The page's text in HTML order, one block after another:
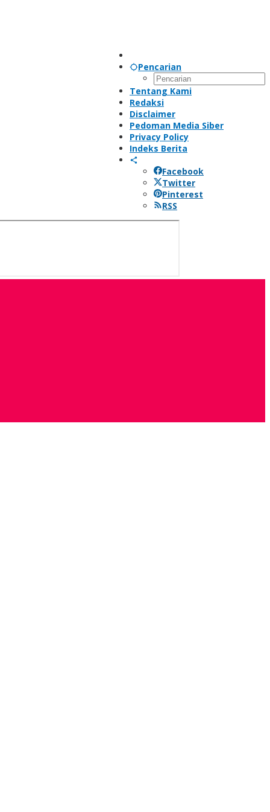
Pencarian
Tentang Kami
Redaksi
Disclaimer
Pedoman Media Siber
Privacy Policy
Indeks Berita
Facebook
Twitter
Pinterest
RSS